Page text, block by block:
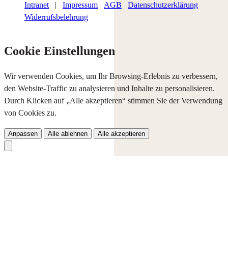
Intranet | Impressum AGB
Datenschutzerklärung
Widerrufsbelehrung
Cookie Einstellungen
Wir verwenden Cookies, um Ihr Browsing-Erlebnis zu verbessern,
den Website-Traffic zu analysieren und Inhalte zu personalisieren.
Durch Klicken auf „Alle akzeptieren“ stimmen Sie der Verwendung
von Cookies zu.
Anpassen Alle ablehnen Alle akzeptieren